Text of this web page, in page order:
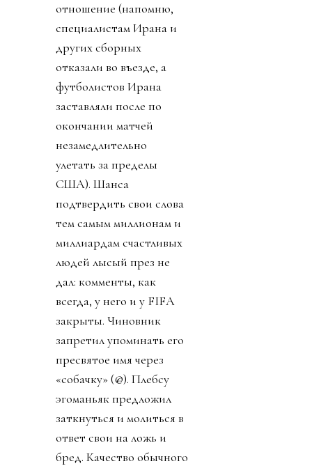
отношение (напомню,
специалистам Ирана и
других сборных
отказали во въезде, а
футболистов Ирана
заставляли после по
окончании матчей
незамедлительно
улетать за пределы
США). Шанса
подтвердить свои слова
тем самым миллионам и
миллиардам счастливых
людей лысый през не
дал: комменты, как
всегда, у него и у FIFA
закрыты. Чиновник
запретил упоминать его
пресвятое имя через
«собачку» (@). Плебсу
эгоманьяк предложил
заткнуться и молиться в
ответ свои на ложь и
бред. Качество обычного